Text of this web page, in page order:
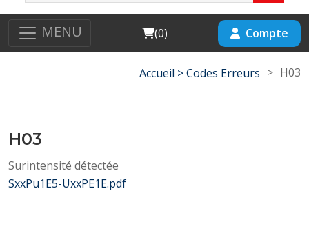
MENU Cart
(0) Compte
Accueil >Codes Erreurs > H03
H03
Surintensité détectée
SxxPu1E5-UxxPE1E.pdf